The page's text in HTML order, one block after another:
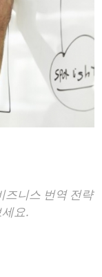
즈니스 번역 전략
요.